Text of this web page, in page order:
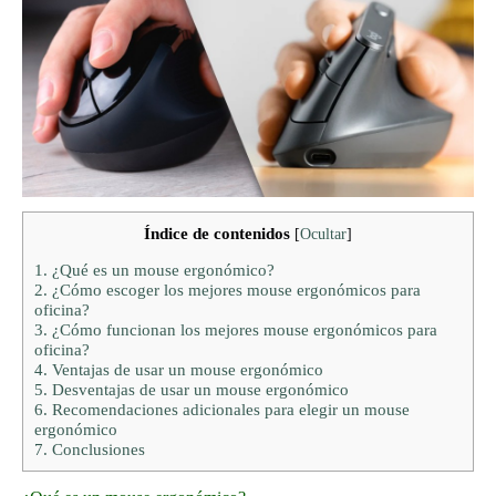
Índice de contenidos [Ocultar]
1. ¿Qué es un mouse ergonómico?
2. ¿Cómo escoger los mejores mouse ergonómicos para
oficina?
3. ¿Cómo funcionan los mejores mouse ergonómicos para
oficina?
4. Ventajas de usar un mouse ergonómico
5. Desventajas de usar un mouse ergonómico
6. Recomendaciones adicionales para elegir un mouse
ergonómico
7. Conclusiones